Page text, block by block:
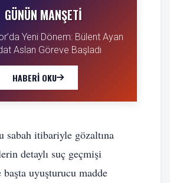
GÜNÜN MANŞETI
Yeni Dönem: Bülent Ayan
Aslan Göreve Başladı
HABERI OKU
sabah itibariyle gözaltına
detaylı suç geçmişi
uyuşturucu madde